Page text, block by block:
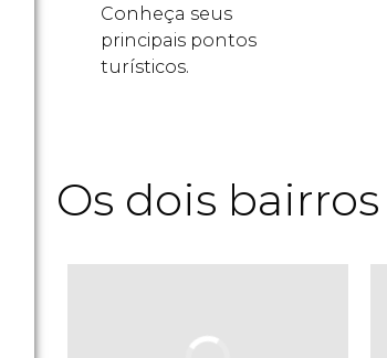
Conheça seus
principais pontos
turísticos.
Os dois